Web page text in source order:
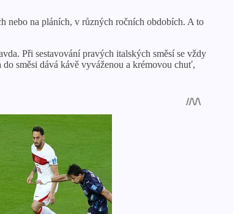
nebo na pláních, v různých ročních obdobích. A to
Při sestavování pravých italských směsí se vždy
směsi dává kávě vyváženou a krémovou chuť,